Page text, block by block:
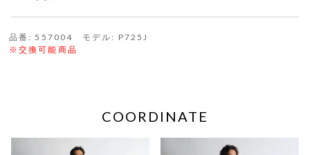
品番: 557004 モデル: P725J
※交換可能商品
COORDINATE